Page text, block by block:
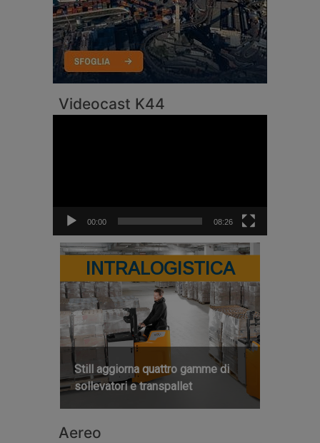
Videocast K44
00:00 08:26
INTRALOGISTICA
Still aggiorna quattro gamme di
sollevatori e transpallet
Aereo